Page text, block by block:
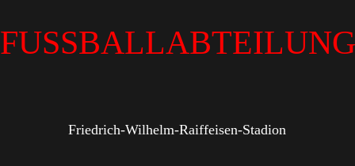
FUSSBALLABTEILUNG
Friedrich-Wilhelm-Raiffeisen-Stadion